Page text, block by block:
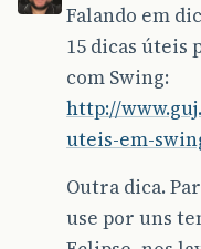
Falando em
15 dicas úteis
com Swing:
http://
uteis-em-
Outra dica.
use por uns